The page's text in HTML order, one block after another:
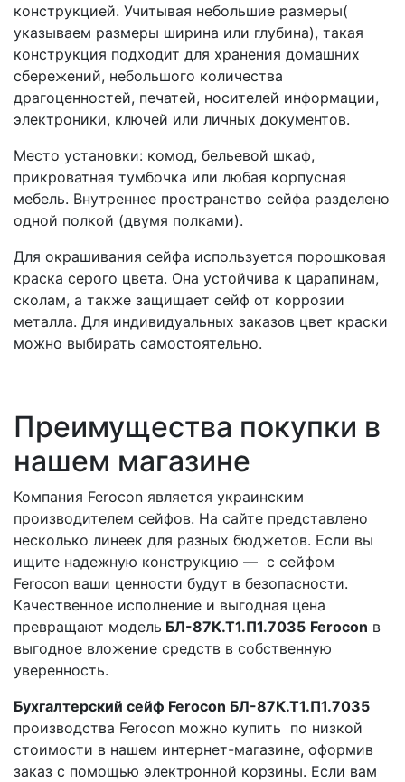
конструкцией. Учитывая небольшие размеры(
указываем размеры ширина или глубина), такая
конструкция подходит для хранения домашних
сбережений, небольшого количества
драгоценностей, печатей, носителей информации,
электроники, ключей или личных документов.
Место установки: комод, бельевой шкаф,
прикроватная тумбочка или любая корпусная
мебель. Внутреннее пространство сейфа разделено
одной полкой (двумя полками).
Для окрашивания сейфа используется порошковая
краска серого цвета. Она устойчива к царапинам,
сколам, а также защищает сейф от коррозии
металла. Для индивидуальных заказов цвет краски
можно выбирать самостоятельно.
Преимущества покупки в
нашем магазине
Компания Ferocon является украинским
производителем сейфов. На сайте представлено
несколько линеек для разных бюджетов. Если вы
ищите надежную конструкцию — с сейфом
Ferocon ваши ценности будут в безопасности.
Качественное исполнение и выгодная цена
превращают модель БЛ-87К.Т1.П1.7035 Ferocon в
выгодное вложение средств в собственную
уверенность.
Бухгалтерский сейф Ferocon БЛ-87К.Т1.П1.7035
производства Ferocon можно купить по низкой
стоимости в нашем интернет-магазине, оформив
заказ с помощью электронной корзины. Если вам